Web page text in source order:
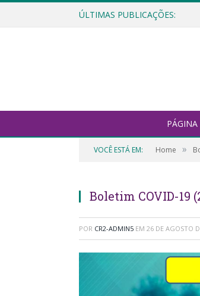
ÚLTIMAS PUBLICAÇÕES:
VOCÊ ESTÁ EM: Home »
Boletim COVID-19
POR CR2-ADMIN5 EM 26 DE AGOSTO